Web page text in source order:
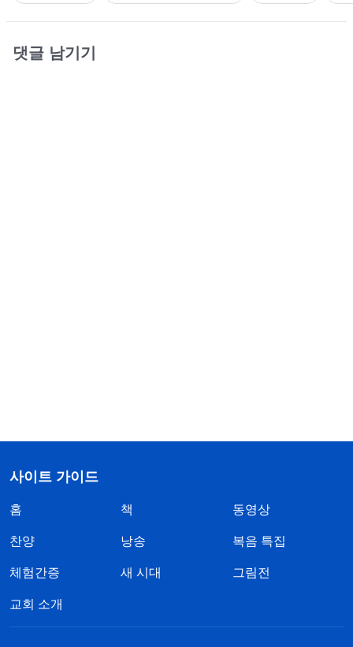
댓글 남기기
사이트 가이드
홈 책 동영상
찬양 낭송 복음 특집
체험간증 새 시대 그림전
교회 소개